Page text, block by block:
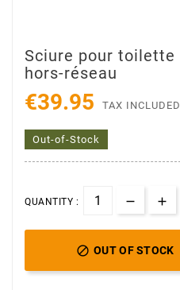
Sciure pour toilette
hors-réseau
€39.95 TAX INCLUDED
Out-of-Stock
QUANTITY :
 OUT OF STOCK